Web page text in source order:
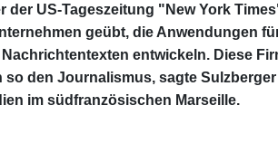
der US-Tageszeitung "New York
geübt, die Anwendungen
entwickeln. Diese
so den Journalismus, sagte
im südfranzösischen Marseille.